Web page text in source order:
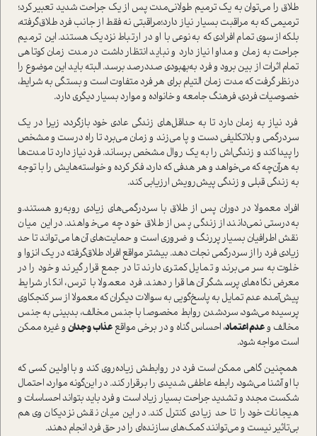
طلاق را می‌توان به یک ترمیم طولانی‌مدت پس از یک جراحت شدید تعبیر کرد؛
ترمیمی که به مراقبت بسیار نیاز دارد؛مراقبتی نه فقط از جانب فرد طلاق‌گرفته،
بلکه از‌سوی تمام افرادی که به‌نوعی با او در ارتباط نزدیک هستند‌. این ترمیم
جراحت به زمان و مداوا نیاز دارد و نباید انتظار داشت در مدت زمان کوتاهی
تمام اثرات از بین برود و فرد به‌بهبودی صددرصد برسد. البته باید این موضوع را
در‌نظر گرفت که مدت زمان التیام برای هر فرد متفاوت ا‌ست و بستگی به شرایط،
خصوصیات فردی، فرهنگ جامعه و خانواده و موارد بسیار د‌یگری دارد.
فرد نیاز به زمان دارد تا به حداقل‌های زندگی عادی خود بازگردد، زیرا در یک
سردرگمی و بلاتکلیفی دست و پا می‌زند و زمان می‌برد تا راه درست و مشخص
را پیدا کند و زندگی‌اش را به یک روال مشخص برساند. فرد نیاز دارد تا مدت‌ها
به هرآن‌چه که می‌خواهد و هر هدفی که دارد، فکر کرده و خوا‌سته‌هایش را با توجه
به زندگی قبلی و زندگی پیش‌رویش ارزیابی کند.
افراد معمولا در دوران پس از طلاق با سردرگمی‌های زیادی روبه‌رو هستند‌.و
به‌درستی نمی‌دانند از زندگی پس از طلاق خود چه می‌خواهند. در این میان
نقش اطرافیان بسیار پررنگ و ضروری ا‌ست و حمایت‌های آن‌ها می‌تواند تا حد
زیادی فرد را از سردرگمی نجات دهد. بیشتر مواقع افراد طلاق‌گرفته در یک انزوا و
خلوت به سر می‌برند و تمایل کمتری دارند تا در جمع قرار گیرند و خود را در
معرض نگاه‌های پرسشگر آن‌ها قرار دهند. فرد معمولا با ترس، انکار شرایط
پیش‌آمده، عدم تمایل به پاسخ‌گویی به سوالات دیگران که معمولا از سر کنجکاوی
پرسیده می‌شود، سرد‌شدن روابط مخصوصا با جنس مخالف، بدبینی به جنس
مخالف وعدم اعتماد، احساس گناه و در برخی مواقع عذاب وجدانو غیره ممکن
ا‌ست مواجه شود.
همچنین گاهی ممکن ا‌ست فرد در روابطش زیاده‌روی کند و با اولین کسی که
با او آشنا می‌شود، رابطه عاطفی شدیدی را برقرار کند. در این‌گونه موارد، احتمال
شکست مجدد و تشدید جراحت بسیار زیاد ا‌ست و فرد باید بتواند احساسات و
هیجانات خود را تا حد زیادی کنترل کند. در این میان نقش نزدیکان وی هم
بی‌تاثیر نیست و می‌توانند کمک‌های سازنده‌ای را در حق فرد انجام دهند.